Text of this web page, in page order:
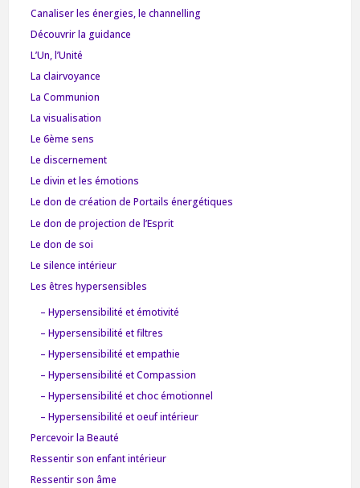
Canaliser les énergies, le channelling
Découvrir la guidance
L’Un, l’Unité
La clairvoyance
La Communion
La visualisation
Le 6ème sens
Le discernement
Le divin et les émotions
Le don de création de Portails énergétiques
Le don de projection de l’Esprit
Le don de soi
Le silence intérieur
Les êtres hypersensibles
– Hypersensibilité et émotivité
– Hypersensibilité et filtres
– Hypersensibilité et empathie
– Hypersensibilité et Compassion
– Hypersensibilité et choc émotionnel
– Hypersensibilité et oeuf intérieur
Percevoir la Beauté
Ressentir son enfant intérieur
Ressentir son âme